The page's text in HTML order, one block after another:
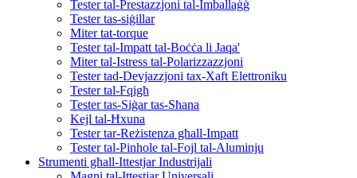
Tester tal-Prestazzjoni tal-Imballaġġ
Tester tas-siġillar
Miter tat-torque
Tester tal-Impatt tal-Boċċa li Jaqa'
Miter tal-Istress tal-Polarizzazzjoni
Tester tad-Devjazzjoni tax-Xaft Elettroniku
Tester tal-Fqigħ
Tester tas-Siġar tas-Sħana
Kejl tal-Ħxuna
Tester tar-Reżistenza għall-Impatt
Tester tal-Pinhole tal-Fojl tal-Aluminju
Strumenti għall-Ittestjar Industrijali